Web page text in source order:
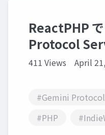
ReactPHP
Protocol
411 Views April
#Gemini Protocol
#PHP